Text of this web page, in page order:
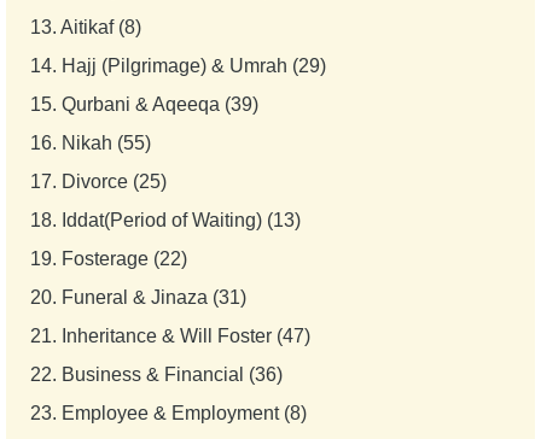
13. Aitikaf (8)
14. Hajj (Pilgrimage) & Umrah (29)
15. Qurbani & Aqeeqa (39)
16. Nikah (55)
17. Divorce (25)
18. Iddat(Period of Waiting) (13)
19. Fosterage (22)
20. Funeral & Jinaza (31)
21. Inheritance & Will Foster (47)
22. Business & Financial (36)
23. Employee & Employment (8)